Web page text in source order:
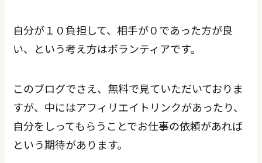
自分が１０負担して、相手が０であった方が良
い、という考え方はボランティアです。
このブログでさえ、無料で見ていただいておりま
すが、中にはアフィリエイトリンクがあったり、
自分をしってもらうことでお仕事の依頼があれば
という期待があります。